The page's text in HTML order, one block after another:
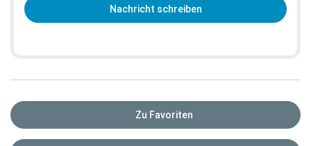
Nachricht schreiben
Zu Favoriten